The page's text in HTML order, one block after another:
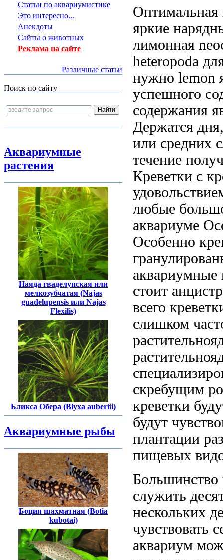
Статьи по аквариумистике
Это интересно...
Анекдоты
Сайты о животных
Реклама на сайте
Различные статьи
Поиск по сайту
Аквариумные
растения
Наяда гваделупская или
мелкозубчатая (Najas
guadelupensis или Najas
Flexilis)
Бликса Обера (Blyxa aubertii)
Аквариумные рыбы
Боция шахматная (Botia
kubotai)
яркие
лимонная
heteropoda
нужно lemon
успешного
содержания
Держатся
или средних
течение
Креветки с
любые
аквариуме
Особенно
аквариумные
стоит
всего
слишком
скребущим
креветки
будут
плантации
пищевых
служить
нескольких
чувствовать
аквариум